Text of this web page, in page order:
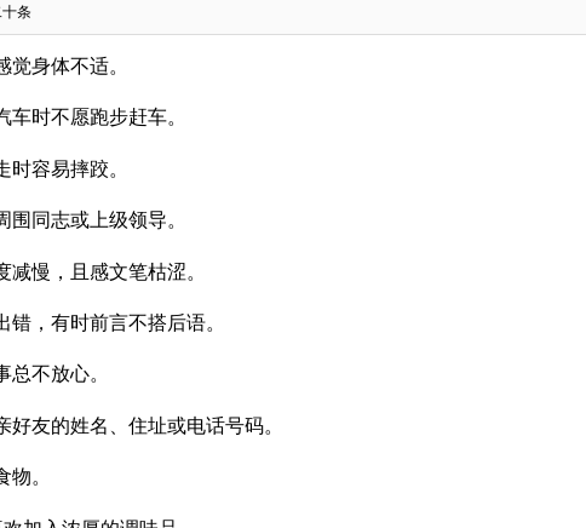
条
觉身体不适。
车时不愿跑步赶车。
时容易摔跤。
围同志或上级领导。
减慢，且感文笔枯涩。
错，有时前言不搭后语。
总不放心。
好友的姓名、住址或电话号码。
。